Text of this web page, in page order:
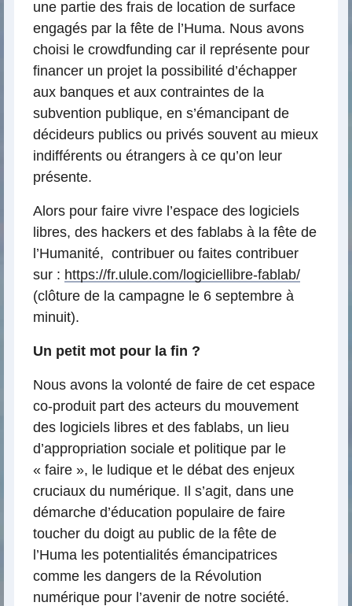
une partie des frais de location de surface
engagés par la fête de l’Huma. Nous avons
choisi le crowdfunding car il représente pour
financer un projet la possibilité d’échapper
aux banques et aux contraintes de la
subvention publique, en s’émancipant de
décideurs publics ou privés souvent au mieux
indifférents ou étrangers à ce qu’on leur
présente.
Alors pour faire vivre l’espace des logiciels
libres, des hackers et des fablabs à la fête de
l’Humanité, contribuer ou faites contribuer
sur : https://fr.ulule.com/logiciellibre-fablab/
(clôture de la campagne le 6 septembre à
minuit).
Un petit mot pour la fin ?
Nous avons la volonté de faire de cet espace
co-produit part des acteurs du mouvement
des logiciels libres et des fablabs, un lieu
d’appropriation sociale et politique par le
« faire », le ludique et le débat des enjeux
cruciaux du numérique. Il s’agit, dans une
démarche d’éducation populaire de faire
toucher du doigt au public de la fête de
l’Huma les potentialités émancipatrices
comme les dangers de la Révolution
numérique pour l’avenir de notre société.